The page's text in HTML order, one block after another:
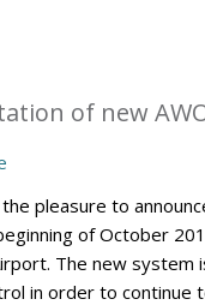
of new
pleasure to
of October
The new system
in order to continue